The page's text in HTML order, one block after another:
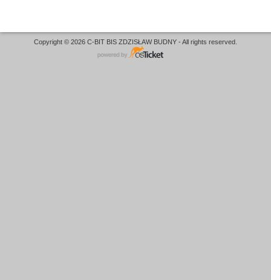
Copyright © 2026 C-BIT BIS ZDZISŁAW BUDNY - All rights reserved.